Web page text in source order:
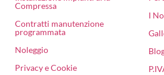
Compressa
Contratti manutenzione
programmata
Noleggio
Privacy e Cookie
I